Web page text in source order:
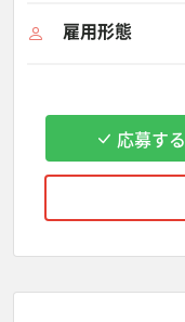
雇用形態
応募する